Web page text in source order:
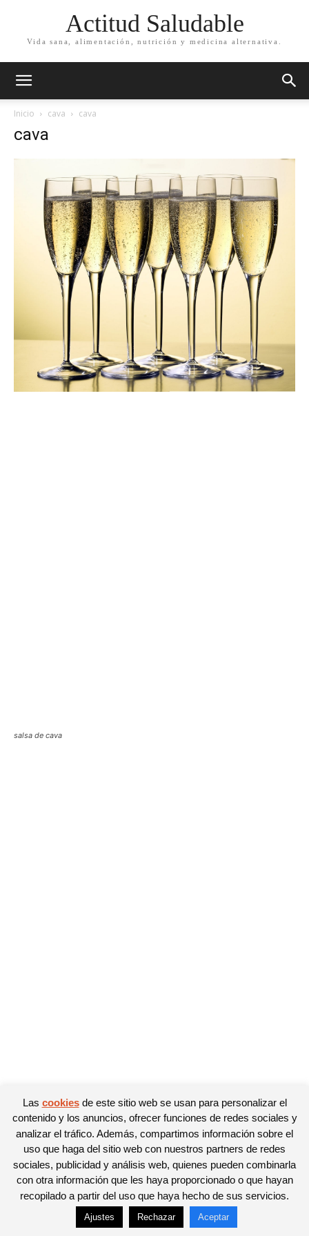
Actitud Saludable
Vida sana, alimentación, nutrición y medicina alternativa.
Inicio cava cava
cava
salsa de cava
© Newspaper WordPress Theme by TagDiv
Las cookiesde este sitio web se usan para personalizar el
contenido y los anuncios, ofrecer funciones de redes sociales y
analizar el tráfico. Además, compartimos información sobre el
uso que haga del sitio web con nuestros partners de redes
sociales, publicidad y análisis web, quienes pueden combinarla
con otra información que les haya proporcionado o que hayan
recopilado a partir del uso que haya hecho de sus servicios.
Ajustes Rechazar Aceptar